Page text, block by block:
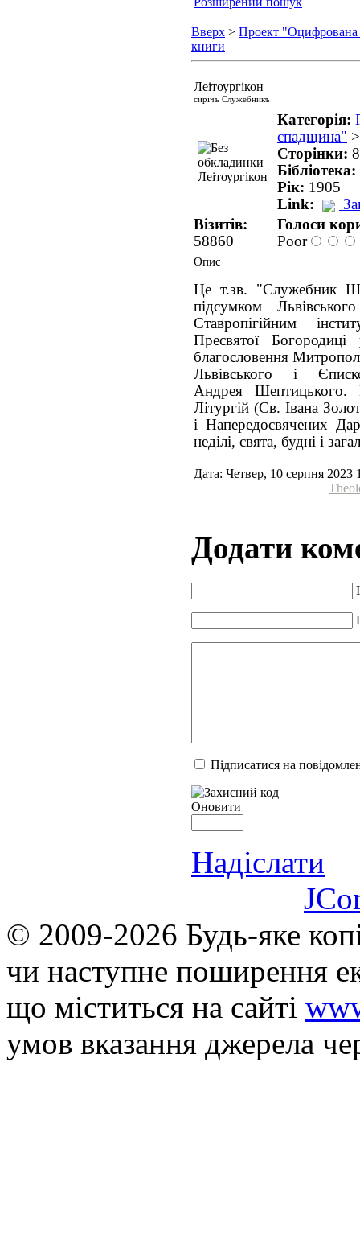
Вверх > Проект
книги
Леітоургікон
сирічъ Служебникъ
Категорія:
спадщина"
Сторінки:
Бібліотека:
Рік: 1905
Link:
Візитів:
58860
Голоси
Poor
Опис
Це т.зв. "Служебник
підсумком
Ставропігійним
Пресвятої
благословення
Львівського і
Андрея Шептицького.
Літургій (Св. Івана
і Напередосвячених
неділі, свята, будні і
Дата: Четвер, 10 серпня 2023
Додати
Підписатися на
Оновити
Надіслати
© 2009-2026 Будь-яке
чи наступне поширення
що мiститься на сайті
умов вказання джерела